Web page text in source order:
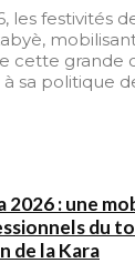
les festivités
cette grande
sa politique
2026 : une
du
de la Kara